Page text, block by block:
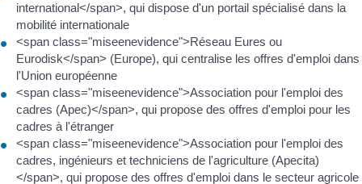
international</span>, qui dispose d'un portail spécialisé dans la
mobilité internationale
<span class="miseenevidence">Réseau Eures ou
Eurodisk</span> (Europe), qui centralise les offres d'emploi dans
l'Union européenne
<span class="miseenevidence">Association pour l'emploi des
cadres (Apec)</span>, qui propose des offres d'emploi pour les
cadres à l'étranger
<span class="miseenevidence">Association pour l'emploi des
cadres, ingénieurs et techniciens de l'agriculture (Apecita)
</span>, qui propose des offres d'emploi dans le secteur agricole